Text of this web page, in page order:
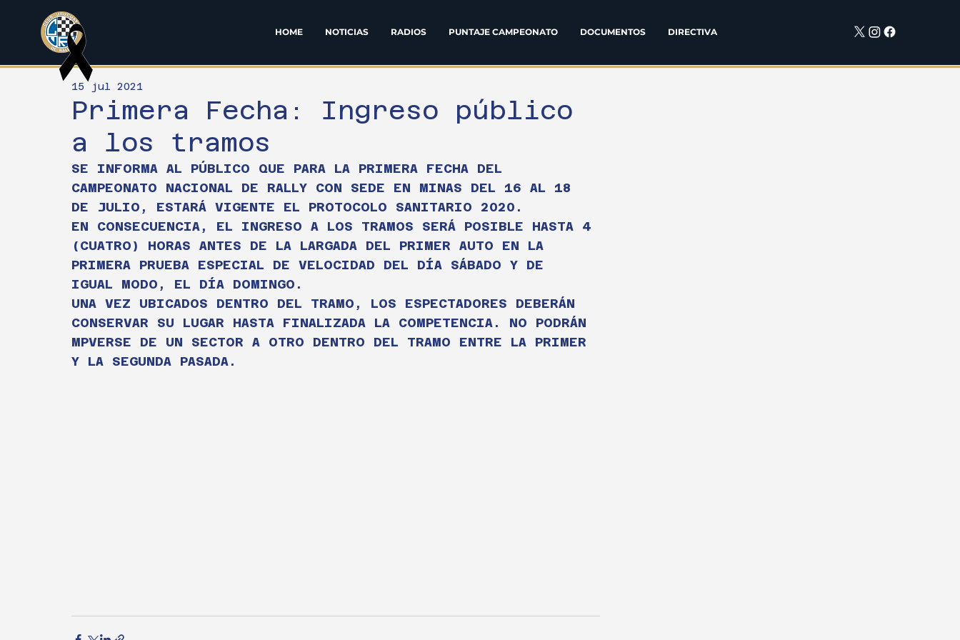
HOME NOTICIAS RADIOS PUNTAJE CAMPEONATO DOCUMENTOS DIRECTIVA
Primera Fecha: Ingreso público
a los tramos
15 jul 2021
SE INFORMA AL PÚBLICO QUE PARA LA PRIMERA FECHA DEL
CAMPEONATO NACIONAL DE RALLY CON SEDE EN MINAS DEL 16 AL 18
DE JULIO, ESTARÁ VIGENTE EL PROTOCOLO SANITARIO 2020.
EN CONSECUENCIA, EL INGRESO A LOS TRAMOS SERÁ POSIBLE HASTA 4
(CUATRO) HORAS ANTES DE LA LARGADA DEL PRIMER AUTO EN LA
PRIMERA PRUEBA ESPECIAL DE VELOCIDAD DEL DÍA SÁBADO Y DE
IGUAL MODO, EL DÍA DOMINGO.
UNA VEZ UBICADOS DENTRO DEL TRAMO, LOS ESPECTADORES DEBERÁN
CONSERVAR SU LUGAR HASTA FINALIZADA LA COMPETENCIA. NO PODRÁN
MPVERSE DE UN SECTOR A OTRO DENTRO DEL TRAMO ENTRE LA PRIMER
Y LA SEGUNDA PASADA.